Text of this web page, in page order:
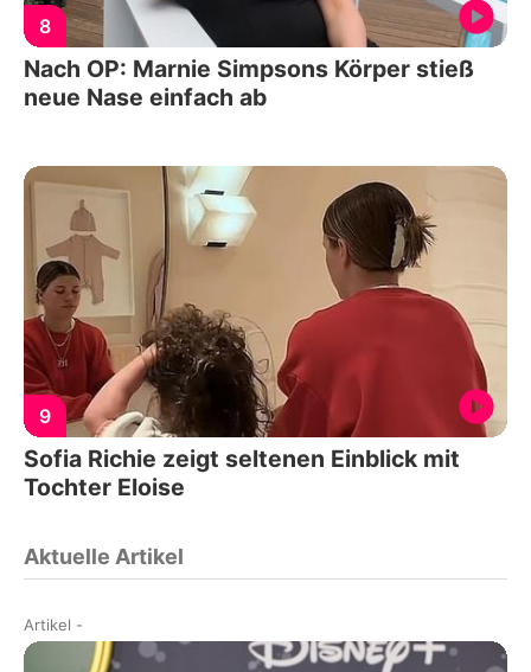
8
Nach OP: Marnie Simpsons Körper stieß
neue Nase einfach ab
9
Sofia Richie zeigt seltenen Einblick mit
Tochter Eloise
Aktuelle Artikel
Artikel -